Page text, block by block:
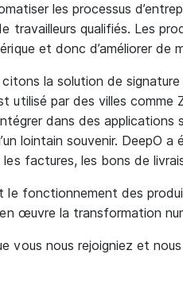
les processus
travailleurs qualifiés. Les
et donc d’améliorer de
citons la solution de
utilisé par des villes
dans des
lointain souvenir.
factures, les bons de
le fonctionnement des
œuvre la transformation
vous nous rejoigniez et